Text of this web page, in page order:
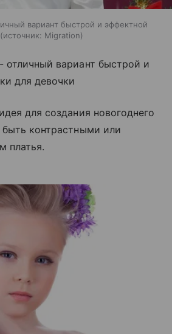
вариант быстрой и эффектной
источник: Migration
отличный вариант быстрой и
для девочки
для создания новогоднего
контрастными или
платья.